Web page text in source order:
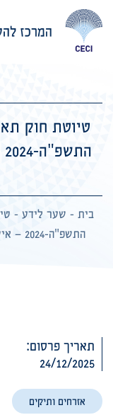
בית - שער לידע -
התשפ"ה-2024 – אישור החלטת ועדת השרים לענייני חקיקה
תאריך פרסום:
24/12/2025
אזרחים ותיקים